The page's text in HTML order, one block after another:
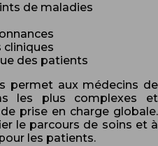
de maladies
cliniques
des patients
permet aux médecins de
les plus complexes et
prise en charge globale.
le parcours de soins et à
les patients.